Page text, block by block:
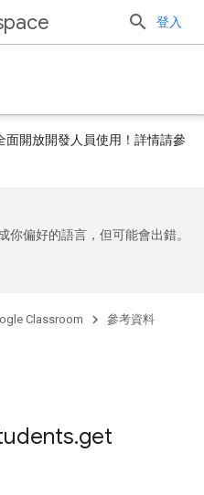
登入
面開放開發人員使用！詳情請參
你偏好的語言，但可能會出錯。
Classroom 參考資料
.get